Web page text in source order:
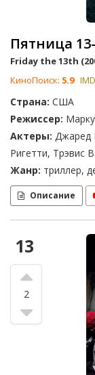
Пятница
Friday the 13th
КиноПоиск: 5.9
Страна: США
Режиссер:
Актеры: Джаред
Ригетти, Трэвис
Жанр: триллер,
Описание
13
2